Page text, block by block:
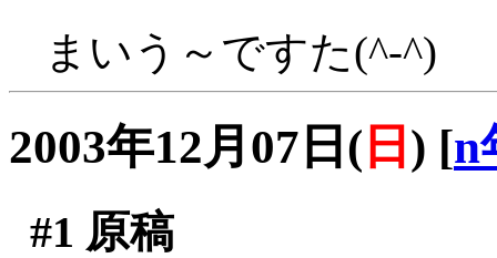
まいう～ですた(^-^)
2003年12月07日( 日 ) [n
#1 原稿